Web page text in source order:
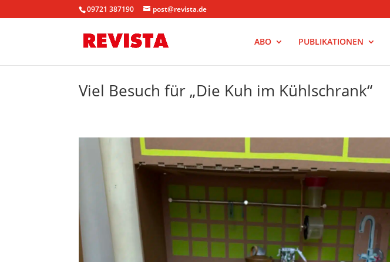
09721 387190 post@revista.de
ABO PUBLIKATIONEN
Viel Besuch für „Die Kuh im Kühlschrank“